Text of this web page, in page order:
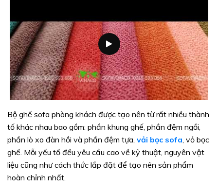
Bộ ghế sofa phòng khách được tạo nên từ rất nhiều thành
tố khác nhau bao gồm: phần khung ghế, phần đệm ngồi,
phần lò xo đàn hồi và phần đệm tựa, vải bọc sofa , vỏ bọc
ghế. Mỗi yếu tố đều yêu cầu cao về kỹ thuật, nguyên vật
liệu cũng như cách thức lắp đặt để tạo nên sản phẩm
hoàn chỉnh nhất.